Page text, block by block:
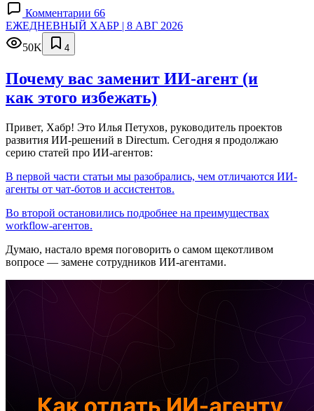
Комментарии 66
ЕЖЕДНЕВНЫЙ ХАБР | 8 АВГ 2026
50K
4
Почему вас заменит ИИ‑агент (и
как этого избежать)
Привет, Хабр! Это Илья Петухов, руководитель проектов
развития ИИ-решений в Directum. Сегодня я продолжаю
серию статей про ИИ-агентов:
В первой части статьи мы разобрались, чем отличаются ИИ-
агенты от чат-ботов и ассистентов.
Во второй остановились подробнее на преимуществах
workflow-агентов.
Думаю, настало время поговорить о самом щекотливом
вопросе — замене сотрудников ИИ-агентами.